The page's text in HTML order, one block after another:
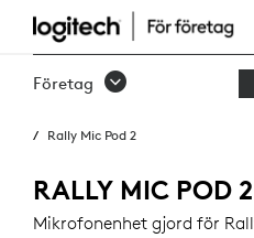
RALLY
MIC
Företag
Rally Mic Pod 2
RALLY MIC POD 2
Mikrofonenhet gjord för